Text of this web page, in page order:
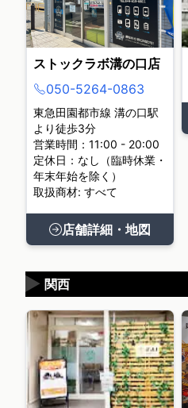
ストックラボ溝の口店
050-5264-0863
東急田園都市線 溝の口駅
より徒歩3分
営業時間：11:00 - 20:00
定休日：なし（臨時休業・
年末年始を除く）
取扱商材: すべて
店舗詳細・地図
関西
▶